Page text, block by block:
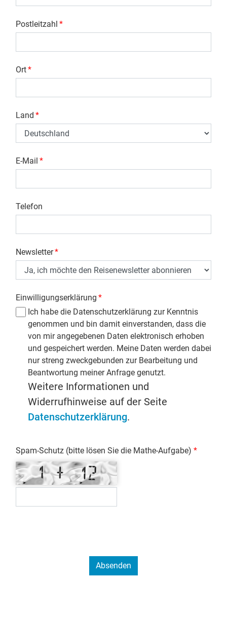
Postleitzahl *
Ort*
Land *
E-Mail *
Telefon
Newsletter*
Einwilligungserklärung *
Ich habe die Datenschutzerklärung zur Kenntnis
genommen und bin damit einverstanden, dass die
von mir angegebenen Daten elektronisch erhoben
und gespeichert werden. Meine Daten werden dabei
nur streng zweckgebunden zur Bearbeitung und
Beantwortung meiner Anfrage genutzt.
Weitere Informationen und
Widerrufhinweise auf der Seite
Datenschutzerklärung.
Spam-Schutz (bitte lösen Sie die Mathe-Aufgabe)